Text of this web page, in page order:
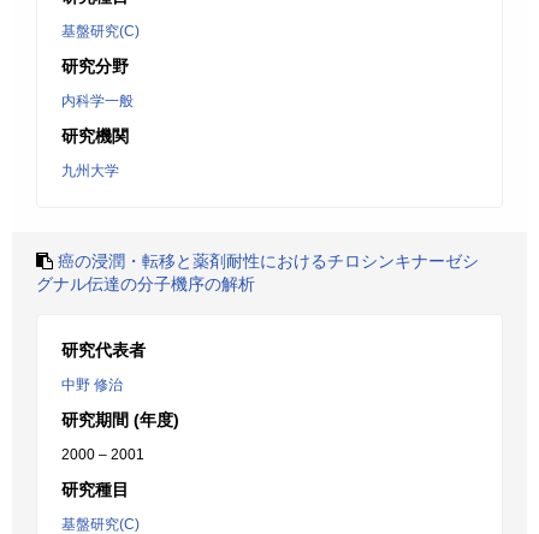
基盤研究(C)
研究分野
内科学一般
研究機関
九州大学
癌の浸潤・転移と薬剤耐性におけるチロシンキナーゼシ
グナル伝達の分子機序の解析
研究代表者
中野 修治
研究期間 (年度)
2000 – 2001
研究種目
基盤研究(C)